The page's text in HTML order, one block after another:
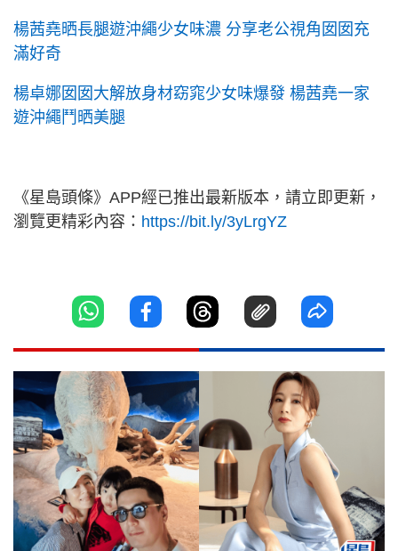
楊茜堯晒長腿遊沖繩少女味濃 分享老公視角囡囡充
滿好奇
楊卓娜囡囡大解放身材窈窕少女味爆發 楊茜堯一家
遊沖繩鬥晒美腿
《星島頭條》APP經已推出最新版本，請立即更新，
瀏覽更精彩內容： https://bit.ly/3yLrgYZ